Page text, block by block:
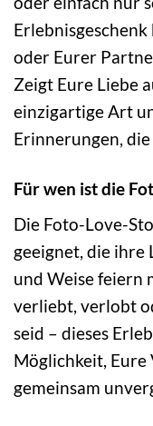
oder Eurer
Zeigt Eure Liebe
einzigartige Art
Erinnerungen,
Für wen ist die
Die Foto-Love-
geeignet, die ihre
und Weise feiern
verliebt, verlobt
seid – dieses
Möglichkeit,
gemeinsam